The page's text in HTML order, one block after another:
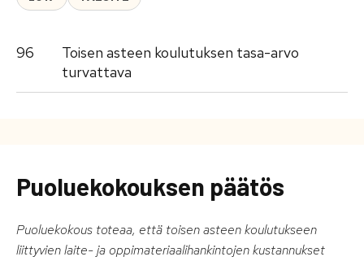
96
Toisen asteen koulutuksen tasa-arvo
turvattava
Puoluekokouksen päätös
Puoluekokous toteaa, että toisen asteen koulutukseen
liittyvien laite- ja oppimateriaalihankintojen kustannukset